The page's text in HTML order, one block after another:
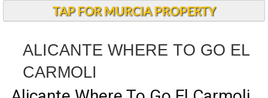
TAP FOR MURCIA PROPERTY
ALICANTE WHERE TO GO EL
CARMOLI